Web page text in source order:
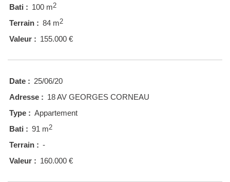
Bati : 100 m2
Terrain : 84 m2
Valeur : 155.000 €
Date : 25/06/20
Adresse : 18 AV GEORGES CORNEAU
Type : Appartement
Bati : 91 m2
Terrain : -
Valeur : 160.000 €